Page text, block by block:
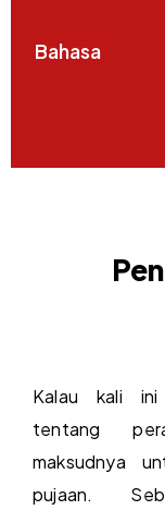
Bahasa
Kalau kali ini
tentang
maksudnya
pujaan.